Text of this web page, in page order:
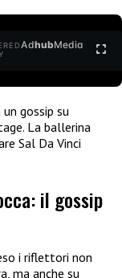
AdhubMedia
gossip su
La ballerina
Sal Da Vinci
il gossip
i riflettori non
ma anche su